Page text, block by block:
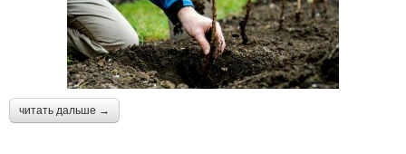
читать дальше →